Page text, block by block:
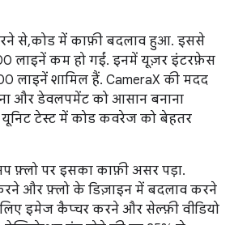
से,कोड में काफ़ी बदलाव हुआ. इससे
लाइनें कम हो गईं. इनमें यूज़र इंटरफ़ेस
लाइनें शामिल हैं. CameraX की मदद
और डेवलपमेंट को आसान बनाना
टेस्ट में कोड कवरेज को बेहतर
फ़्लो पर इसका काफ़ी असर पड़ा.
और फ़्लो के डिज़ाइन में बदलाव करने
लिए इमेज कैप्चर करने और सेल्फ़ी वीडियो